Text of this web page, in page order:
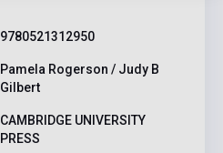
9780521312950
Pamela Rogerson / Judy B
Gilbert
CAMBRIDGE UNIVERSITY
PRESS